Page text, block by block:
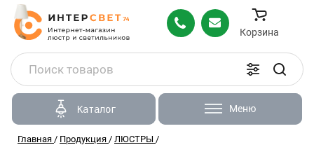
Корзина
Каталог Меню
Главная / Продукция / ЛЮСТРЫ /